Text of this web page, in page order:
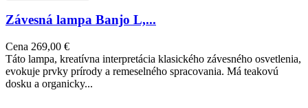
Závesná lampa Banjo L,...
Cena 269,00 €
Táto lampa, kreatívna interpretácia klasického závesného osvetlenia,
evokuje prvky prírody a remeselného spracovania. Má teakovú
dosku a organicky...